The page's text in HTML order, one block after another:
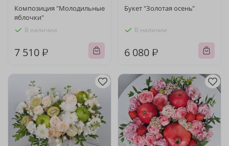
Композиция "Молодильные
яблочки"
В наличии
7 510 ₽
Букет "Золотая осень"
В наличии
6 080 ₽